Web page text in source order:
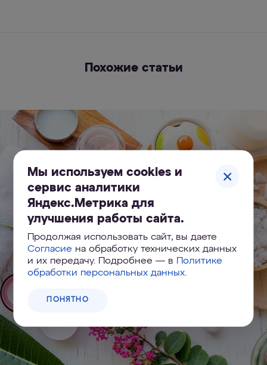
Похожие статьи
Мы используем cookies и
сервис аналитики
Яндекс.Метрика для
улучшения работы сайта.
Продолжая использовать сайт, вы даете
Согласие на обработку технических данных
и их передачу. Подробнее — в Политике
обработки персональных данных.
ПОНЯТНО